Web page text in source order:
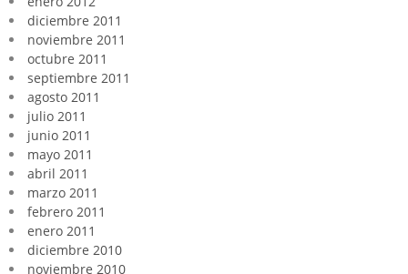
diciembre 2011
noviembre 2011
octubre 2011
septiembre 2011
agosto 2011
julio 2011
junio 2011
mayo 2011
abril 2011
marzo 2011
febrero 2011
enero 2011
diciembre 2010
noviembre 2010